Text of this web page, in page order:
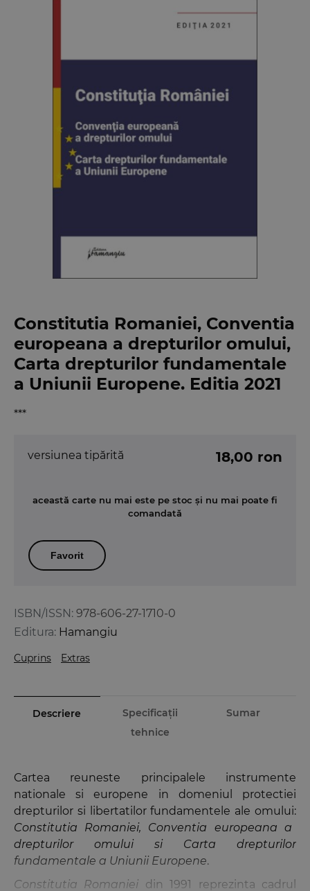
Constitutia Romaniei, Conventia
europeana a drepturilor omului,
Carta drepturilor fundamentale
a Uniunii Europene. Editia 2021
***
ISBN/ISSN: 978-606-27-1710-0
Editura: Hamangiu
Cuprins Extras
versiunea tipărită 18,00 ron
această carte nu mai este pe stoc și nu mai poate fi
comandată
Favorit
Descriere
Specificații
tehnice
Sumar
Cartea reuneste principalele instrumente
nationale si europene in domeniul protectiei
drepturilor si libertatilor fundamentele ale omului:
Constitutia Romaniei, Conventia europeana a
drepturilor omului si Carta drepturilor
fundamentale a Uniunii Europene.
Constitutia Romaniei din 1991 reprezinta cadrul